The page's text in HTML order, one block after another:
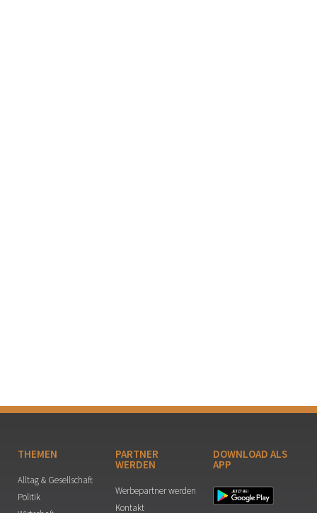
THEMEN
Alltag & Gesellschaft
Politik
PARTNER
WERDEN
Werbepartner werden
Kontakt
DOWNLOAD ALS
APP